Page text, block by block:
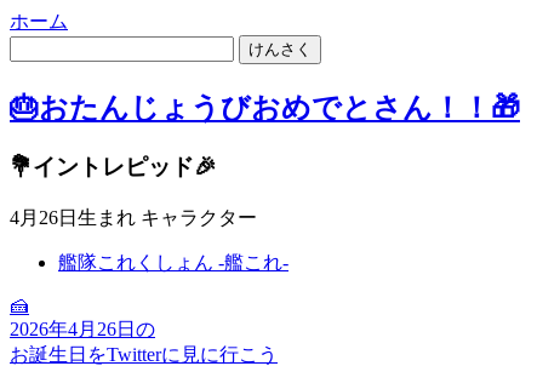
ホーム
けんさく
🎂おたんじょうびおめでとさん！！🎁
💐イントレピッド🎉
4月26日生まれ キャラクター
艦隊これくしょん -艦これ-
🍰
2026年4月 26日の
お誕生日 をTwitterに 見に行こう